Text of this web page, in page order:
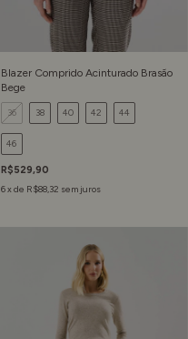
Blazer Comprido Acinturado Brasão
Bege
36 38 40 42 44
46
R$529,90
6x de R$88,32 sem juros